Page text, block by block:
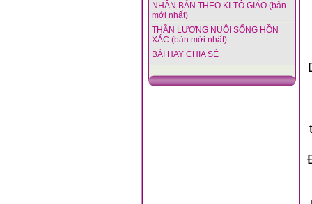
NHÂN BẢN THEO KI-TÔ GIÁO (bản
mới nhất)
THẦN LƯƠNG NUÔI SỐNG HỒN
XÁC (bản mới nhất)
BÀI HAY CHIA SẺ